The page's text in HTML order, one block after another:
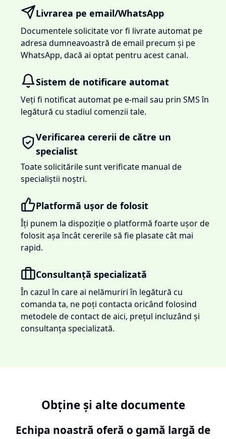
Livrarea pe email/WhatsApp
Documentele solicitate vor fi livrate automat pe
adresa dumneavoastră de email precum și pe
WhatsApp, dacă ai optat pentru acest canal.
Sistem de notificare automat
Veți fi notificat automat pe e-mail sau prin SMS în
legătură cu stadiul comenzii tale.
Verificarea cererii de către un
specialist
Toate solicitările sunt verificate manual de
specialiștii noștri.
Platformă ușor de folosit
Îți punem la dispoziție o platformă foarte ușor de
folosit așa încât cererile să fie plasate cât mai
rapid.
Consultanță specializată
În cazul în care ai nelămuriri în legătură cu
comanda ta, ne poți contacta oricând folosind
metodele de contact de aici, prețul incluzând și
consultanța specializată.
Obține și alte documente
Echipa noastră oferă o gamă largă de